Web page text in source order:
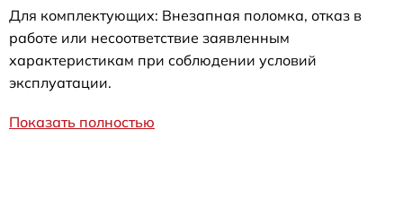
Для комплектующих: Внезапная поломка, отказ в
работе или несоответствие заявленным
характеристикам при соблюдении условий
эксплуатации.
Показать полностью